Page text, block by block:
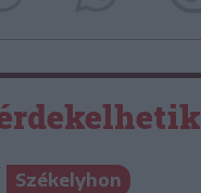
Székelyhon